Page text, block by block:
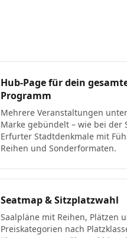
Hub-Page für dein
Programm
Mehrere Veranstaltungen
Marke gebündelt – wie bei der
Erfurter Stadtdenkmale mit
Reihen und Sonderformaten.
Seatmap & Sitzplatzwahl
Saalpläne mit Reihen, Plätzen
Preiskategorien nach